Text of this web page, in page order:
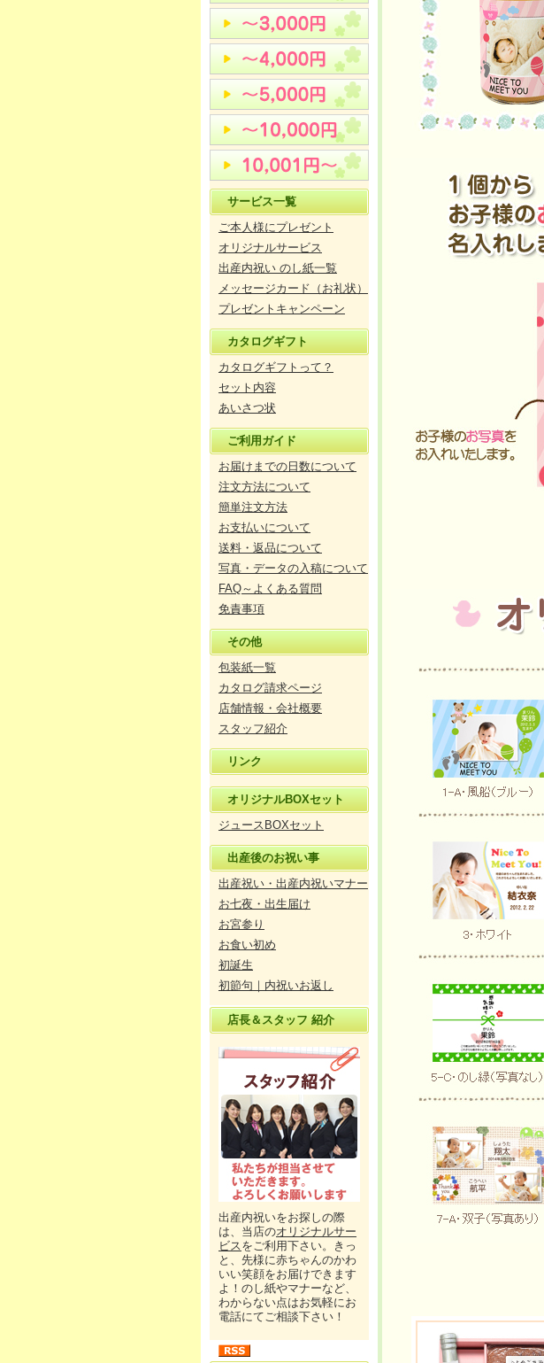
サービス一覧
ご本人様にプレゼント
オリジナルサービス
出産内祝い のし紙一覧
メッセージカード（お礼状）
プレゼントキャンペーン
カタログギフト
カタログギフトって？
セット内容
あいさつ状
ご利用ガイド
お届けまでの日数について
注文方法について
簡単注文方法
お支払いについて
送料・返品について
写真・データの入稿について
FAQ～よくある質問
免責事項
その他
包装紙一覧
カタログ請求ページ
店舗情報・会社概要
スタッフ紹介
リンク
オリジナルBOXセット
ジュースBOXセット
出産後のお祝い事
出産祝い・出産内祝いマナー
お七夜・出生届け
お宮参り
お食い初め
初誕生
初節句｜内祝いお返し
店長＆スタッフ 紹介
出産内祝いをお探しの際
は、当店のオリジナルサー
ビスをご利用下さい。きっ
と、先様に赤ちゃんのかわ
いい笑顔をお届けできます
よ！のし紙やマナーなど、
わからない点はお気軽にお
電話にてご相談下さい！